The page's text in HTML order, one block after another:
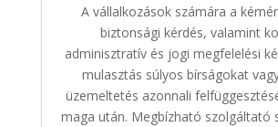
A vállalkozások számára a
biztonsági kérdés, valamint
adminisztratív és jogi megfelelési
mulasztás súlyos bírságokat
üzemeltetés azonnali
maga után. Megbízható szolgáltató